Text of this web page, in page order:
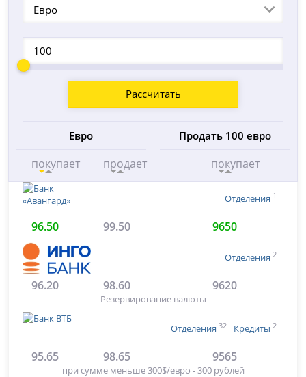
Евро
Рассчитать
Евро
покупает продает
Продать 100 евро
покупает
Отделения 1
96.50 99.50 9650
Отделения 2
96.20 98.60 9620
Резервирование валюты
Отделения 32 Кредиты 2
95.65 98.65 9565
при сумме меньше 300$/евро - 300 рублей